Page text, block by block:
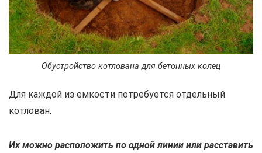
Обустройство котлована для бетонных колец
Для каждой из емкости потребуется отдельный
котлован.
Их можно расположить по одной линии или расставить